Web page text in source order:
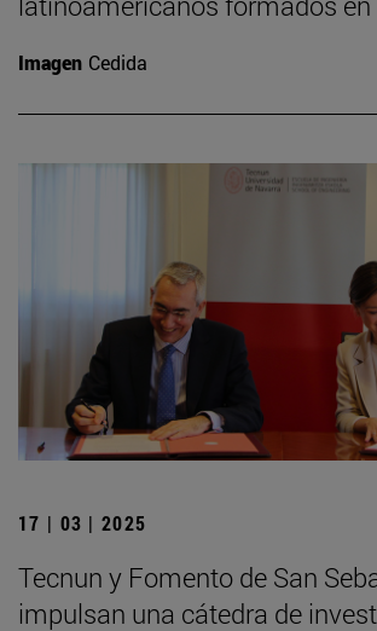
Imagen Cedida
17 | 03 | 2025
Tecnun y Fomento de San
impulsan una cátedra de